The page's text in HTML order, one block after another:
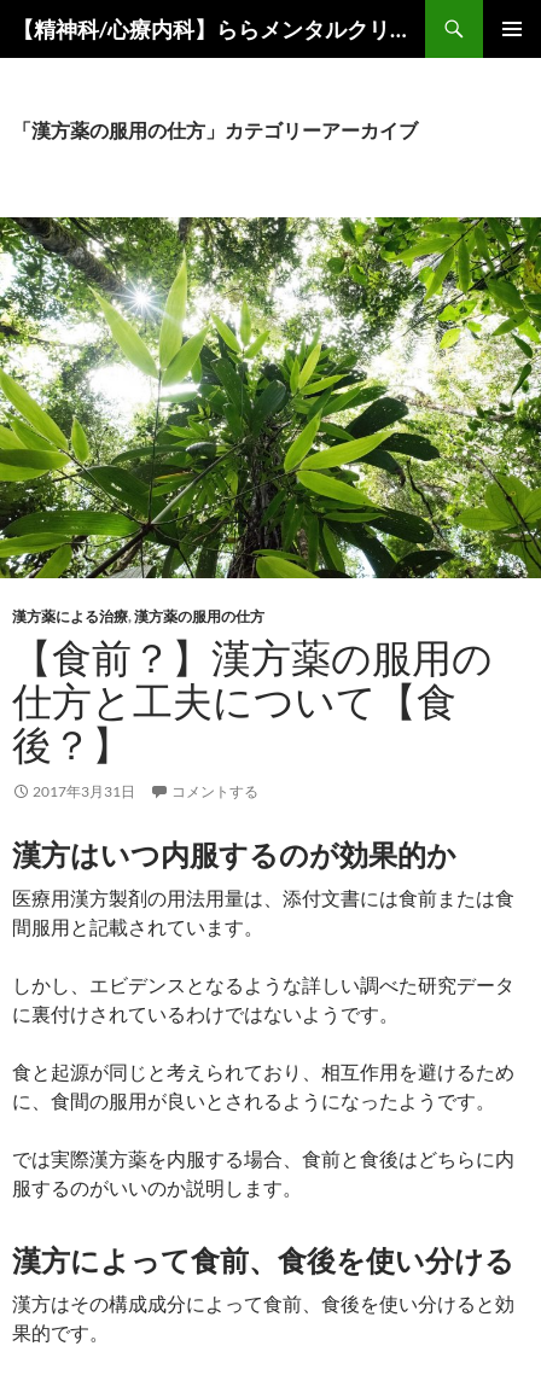
キ
ッ
プ
【精神科/心療内科】ららメンタルクリニック
「漢方薬の服用の仕方」カテゴリーアーカイブ
漢方薬による治療,漢方薬の服用の仕方
【食前？】漢方薬の服用の
仕方と工夫について【食
後？】
2017年3月31日 コメントする
漢方はいつ内服するのが効果的か
医療用漢方製剤の用法用量は、添付文書には食前または食
間服用と記載されています。
しかし、エビデンスとなるような詳しい調べた研究データ
に裏付けされているわけではないようです。
食と起源が同じと考えられており、相互作用を避けるため
に、食間の服用が良いとされるようになったようです。
では実際漢方薬を内服する場合、食前と食後はどちらに内
服するのがいいのか説明します。
漢方によって食前、食後を使い分ける
漢方はその構成成分によって食前、食後を使い分けると効
果的です。